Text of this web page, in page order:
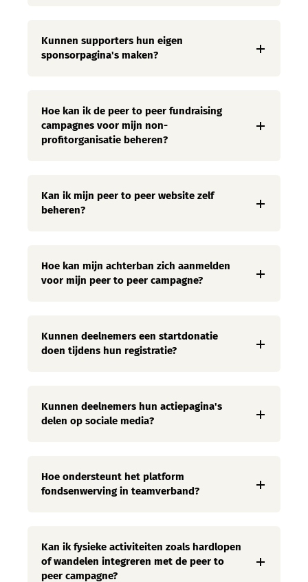
Kunnen supporters hun eigen
sponsorpagina's maken?
Hoe kan ik de peer to peer fundraising
campagnes voor mijn non-
profitorganisatie beheren?
Kan ik mijn peer to peer website zelf
beheren?
Hoe kan mijn achterban zich aanmelden
voor mijn peer to peer campagne?
Kunnen deelnemers een startdonatie
doen tijdens hun registratie?
Kunnen deelnemers hun actiepagina's
delen op sociale media?
Hoe ondersteunt het platform
fondsenwerving in teamverband?
Kan ik fysieke activiteiten zoals hardlopen
of wandelen integreren met de peer to
peer campagne?